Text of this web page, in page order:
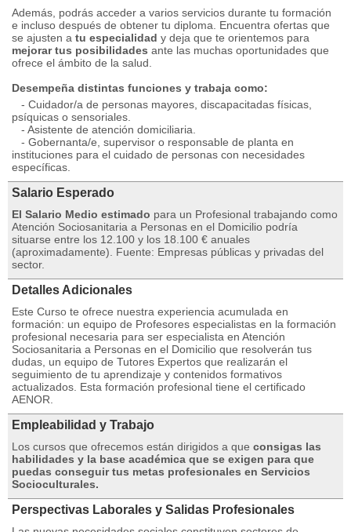
Además, podrás acceder a varios servicios durante tu formación
e incluso después de obtener tu diploma. Encuentra ofertas que
se ajusten a tu especialidad y deja que te orientemos para
mejorar tus posibilidades ante las muchas oportunidades que
ofrece el ámbito de la salud.
Desempeña distintas funciones y trabaja como:
- Cuidador/a de personas mayores, discapacitadas físicas,
psíquicas o sensoriales.
- Asistente de atención domiciliaria.
- Gobernanta/e, supervisor o responsable de planta en
instituciones para el cuidado de personas con necesidades
específicas.
Salario Esperado
El Salario Medio estimado para un Profesional trabajando como
Atención Sociosanitaria a Personas en el Domicilio podría
situarse entre los 12.100 y los 18.100 € anuales
(aproximadamente). Fuente: Empresas públicas y privadas del
sector.
Detalles Adicionales
Este Curso te ofrece nuestra experiencia acumulada en
formación: un equipo de Profesores especialistas en la formación
profesional necesaria para ser especialista en Atención
Sociosanitaria a Personas en el Domicilio que resolverán tus
dudas, un equipo de Tutores Expertos que realizarán el
seguimiento de tu aprendizaje y contenidos formativos
actualizados. Esta formación profesional tiene el certificado
AENOR.
Empleabilidad y Trabajo
Los cursos que ofrecemos están dirigidos a que consigas las
habilidades y la base académica que se exigen para que
puedas conseguir tus metas profesionales en Servicios
Socioculturales.
Perspectivas Laborales y Salidas Profesionales